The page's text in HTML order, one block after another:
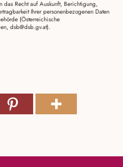
das Recht auf Auskunft, Berichtigung,
Ihrer personenbezogenen Daten
(Österreichische
dsb@dsb.gv.at).